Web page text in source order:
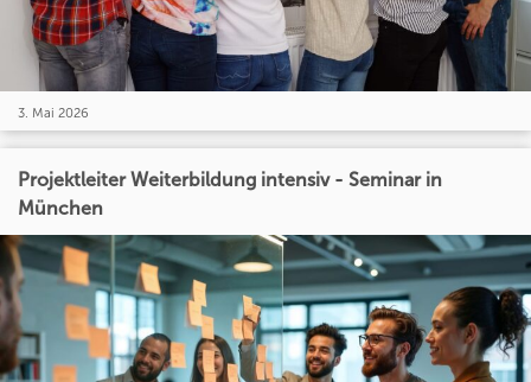
3. Mai 2026
Projektleiter Weiterbildung intensiv - Seminar in
München